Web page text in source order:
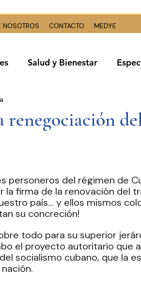
NOSOTROS CONTACTO MEDYE
Salud y Bienestar
Poder Judicial Cámara
renegociación
personeros del régimen de
la firma de la renovación del
país… y ellos mismos
su concreción!
todo para su superior
el proyecto autoritario que
socialismo cubano, que la